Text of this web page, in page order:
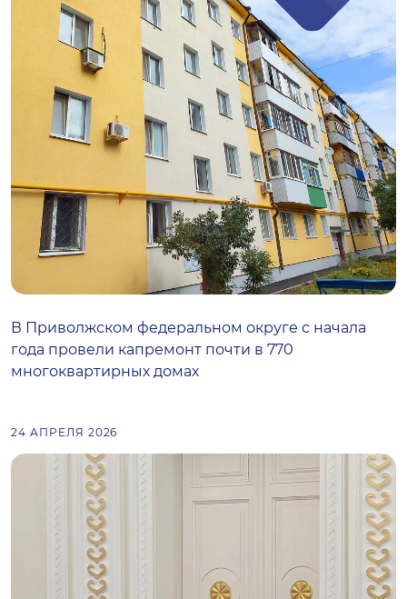
В Приволжском федеральном округе с начала
года провели капремонт почти в 770
многоквартирных домах
24 АПРЕЛЯ 2026